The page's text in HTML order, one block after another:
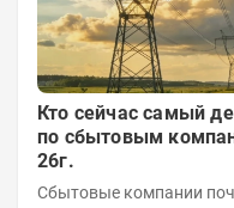
Кто сейчас самый
по сбытовым
26г.
Сбытовые компании